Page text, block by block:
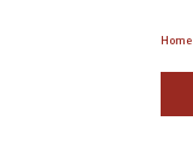
Home